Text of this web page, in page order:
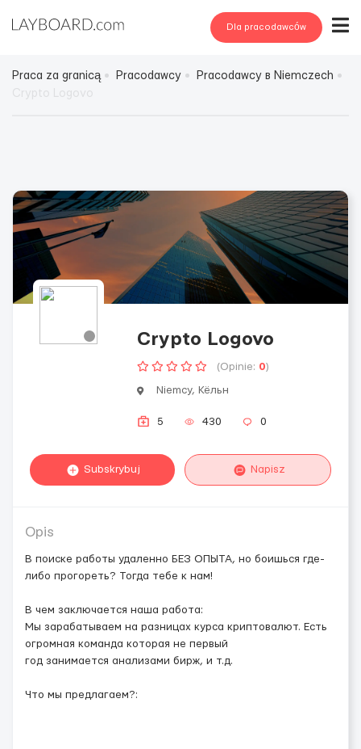
Dla pracodawców
Praca za granicą Pracodawcy
Pracodawcy в Niemczech
Crypto Logovo
(Opinie: 0)
Niemcy, Кёльн
5 430 0
Subskrybuj Napisz
Opis
В поиске работы удаленно БЕЗ ОПЫТА, но боишься где-
либо прогореть? Тогда тебе к нам!
В чем заключается наша работа:
Мы зарабатываем на разницах курса криптовалют. Есть
огромная команда которая не первый
год занимается анализами бирж, и т.д.
Что мы предлагаем?: